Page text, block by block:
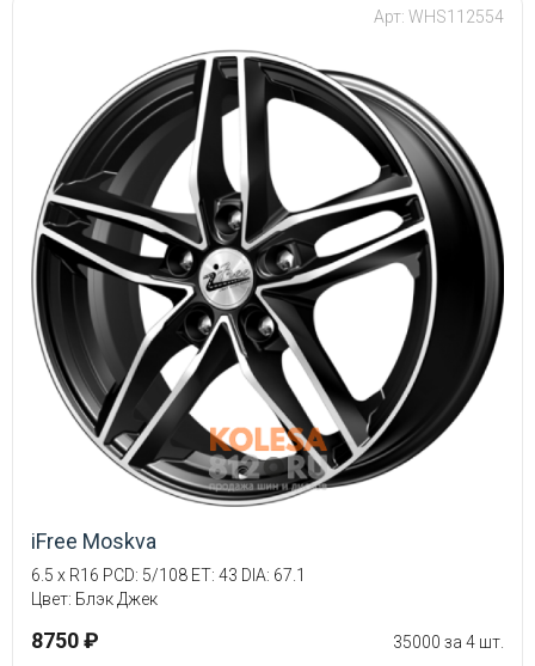
Арт: WHS112554
iFree Moskva
6.5 x R16 PCD: 5/108 ET: 43 DIA: 67.1
Цвет: Блэк Джек
8750 ₽ 35000 за 4 шт.